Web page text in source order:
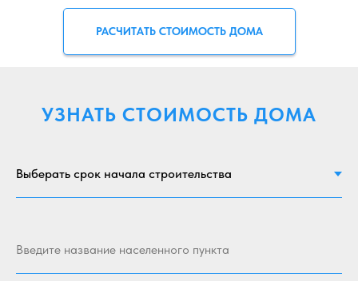
РАСЧИТАТЬ СТОИМОСТЬ ДОМА
УЗНАТЬ СТОИМОСТЬ ДОМА
Введите название населенного пункта